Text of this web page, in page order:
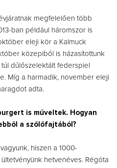
megfelelően több
ban például háromszor is
eleji kör a Kalmuck
közepiből is házasítottunk
dűlőszelektált federspiel
Míg a harmadik, november eleji
adta.
is műveltek. Hogyan
a szőlőfajtából?
hiszen a 1000-
hetvenéves. Régóta